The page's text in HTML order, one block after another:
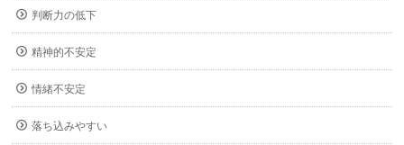
判断力の低下
精神的不安定
情緒不安定
落ち込みやすい